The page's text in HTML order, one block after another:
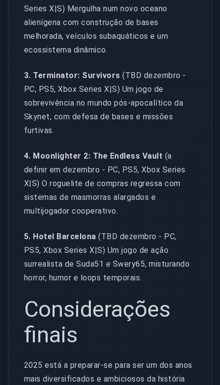
Series X|S) Mergulha num novo oceano
alienígena com construção de bases
melhorada, veículos subaquáticos e um
ecossistema dinâmico.
3. Terminator: Survivors (TBD dezembro -
PC, PS5, Xbox Series X|S) Um jogo de
sobrevivência no mundo pós-apocalítico da
Skynet, com defesa de bases e missões
furtivas.
4. Moonlighter 2: The Endless Vault (a
definir em dezembro - PC, PS5, Xbox Series
X|S) O roguelite de compras regressa com
sistemas de masmorras alargados e
multijogador cooperativo.
5. Hotel Barcelona (TBD dezembro - PC,
PS5, Xbox Series X|S) Um jogo de ação
surrealista de Suda51 e Swery65, misturando
horror, humor e loops temporais.
Considerações
finais
2025 está a preparar-se para ser um dos anos
mais diversificados e ambiciosos da história